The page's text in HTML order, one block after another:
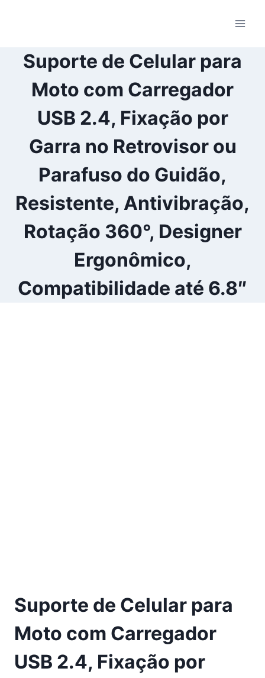
ConteúdoSuporte de Celular para
Moto com Carregador
USB 2.4, Fixação por
Garra no Retrovisor ou
Parafuso do Guidão,
Resistente, Antivibração,
Rotação 360°, Designer
Ergonômico,
Compatibilidade até 6.8″
Suporte de Celular para
Moto com Carregador
USB 2.4, Fixação por